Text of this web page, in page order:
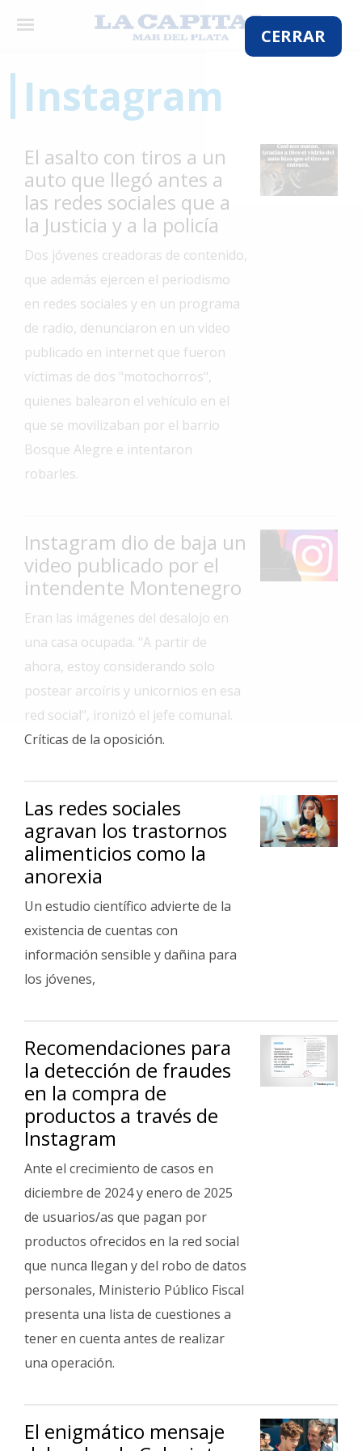
CERRAR
×
El
Mundo
La
Zona
Cultura
Tecnología
Gastronomía
Salud
Interés
General
La
Ciudad
Deportes
Espectáculos
Policiales
Fotos
Familia
Clasificados
Fúnebres
Instagram
El asalto con tiros a un
auto que llegó antes a
las redes sociales que a
la Justicia y a la policía
Dos jóvenes creadoras de contenido,
que además ejercen el periodismo
en redes sociales y en un programa
de radio, denunciaron en un video
publicado en internet que fueron
víctimas de dos "motochorros",
quienes balearon el vehículo en el
que se movilizaban por el barrio
Bosque Alegre e intentaron
robarles.
Instagram dio de baja un
video publicado por el
intendente Montenegro
Eran las imágenes del desalojo en
una casa ocupada. "A partir de
ahora, estoy considerando solo
postear arcoíris y unicornios en esa
red social", ironizó el jefe comunal.
Críticas de la oposición.
Las redes sociales
agravan los trastornos
alimenticios como la
anorexia
Un estudio científico advierte de la
existencia de cuentas con
información sensible y dañina para
los jóvenes,
Recomendaciones para
la detección de fraudes
en la compra de
productos a través de
Instagram
Ante el crecimiento de casos en
diciembre de 2024 y enero de 2025
de usuarios/as que pagan por
productos ofrecidos en la red social
que nunca llegan y del robo de datos
personales, Ministerio Público Fiscal
presenta una lista de cuestiones a
tener en cuenta antes de realizar
una operación.
El enigmático mensaje